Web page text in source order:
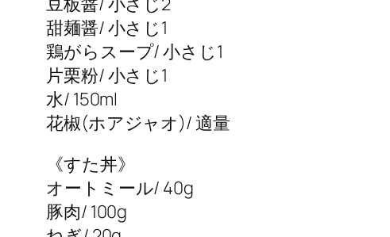
甜麺醤/ 小さじ1
鶏がらスープ/ 小さじ1
片栗粉/ 小さじ1
水/ 150ml
花椒(ホアジャオ)/ 適量
《すた丼》
オートミール/ 40g
豚肉/ 100g